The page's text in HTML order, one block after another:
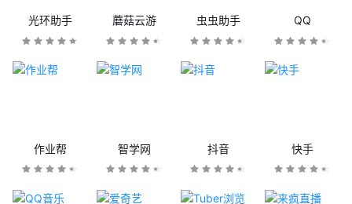
光环助手 蘑菇云游 虫虫助手 QQ
作业帮 智学网 抖音 快手